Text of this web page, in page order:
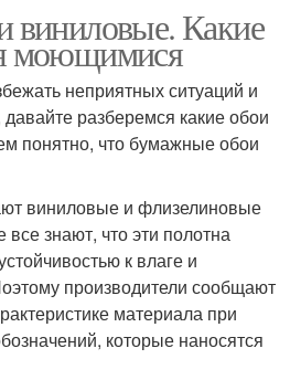
виниловые. Какие
моющимися
неприятных ситуаций и
разберемся какие обои
понятно, что бумажные обои
виниловые и флизелиновые
знают, что эти полотна
к влаге и
производители сообщают
материала при
которые наносятся